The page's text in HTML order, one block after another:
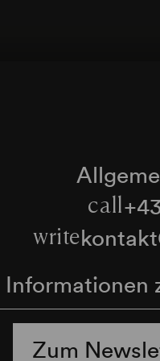
call
write
Informationen
Zum